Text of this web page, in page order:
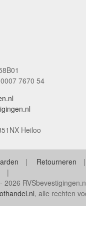
7670 54
Heiloo
Retourneren
2026
, alle rechten